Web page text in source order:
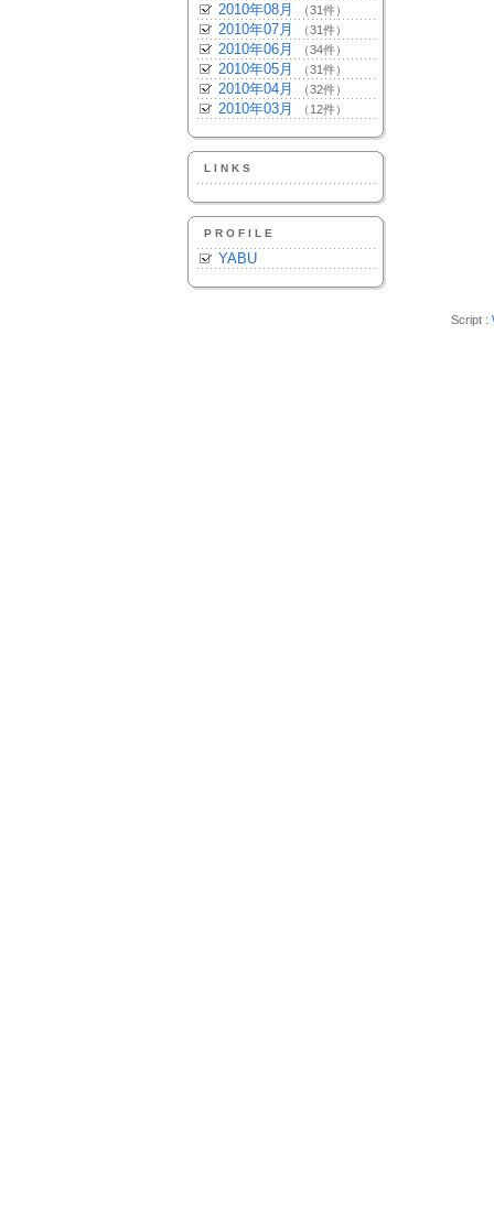
2010年08月 （31件）
2010年07月 （31件）
2010年06月 （34件）
2010年05月 （31件）
2010年04月 （32件）
2010年03月 （12件）
LINKS
PROFILE
YABU
Script :